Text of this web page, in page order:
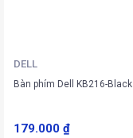
DELL
Bàn phím Dell KB216-Black
179.000 ₫